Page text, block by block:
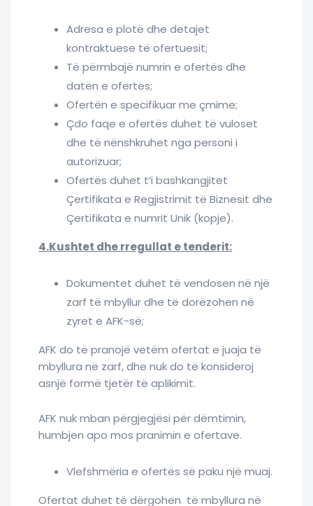
Adresa e plotë dhe detajet
kontraktuese të ofertuesit;
Të përmbajë numrin e ofertës dhe
datën e ofertës;
Ofertën e specifikuar me çmime;
Çdo faqe e ofertës duhet të vuloset
dhe të nënshkruhet nga personi i
autorizuar;
Ofertës duhet t’i bashkangjitet
Çertifikata e Regjistrimit të Biznesit dhe
Çertifikata e numrit Unik (kopje).
4.Kushtet dhe rregullat e tenderit:
Dokumentet duhet të vendosen në një
zarf të mbyllur dhe të dorëzohen në
zyret e AFK-së;
AFK do të pranojë vetëm ofertat e juaja të
mbyllura në zarf, dhe nuk do të konsideroj
asnjë formë tjetër të aplikimit.
AFK nuk mban përgjegjësi për dëmtimin,
humbjen apo mos pranimin e ofertave.
Vlefshmëria e ofertës së paku një muaj.
Ofertat duhet të dërgohen të mbyllura në